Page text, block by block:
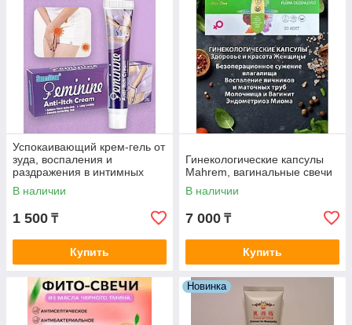
Успокаивающий крем-гель от
зуда, воспаления и
раздражения в интимных
местах Sumifun
В наличии
1 500 ₸
Купить
Гинекологические капсулы
Mahrem, вагинальные свечи
В наличии
7 000 ₸
Купить
Новинка